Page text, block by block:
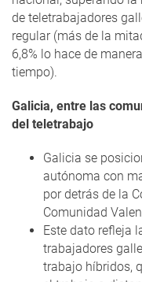
de teletrabajadores
regular (más de la
6,8% lo hace de
tiempo).
Galicia, entre las
del teletrabajo
Galicia se
autónoma con
por detrás de la
Comunidad
Este dato refleja
trabajadores
trabajo híbridos,